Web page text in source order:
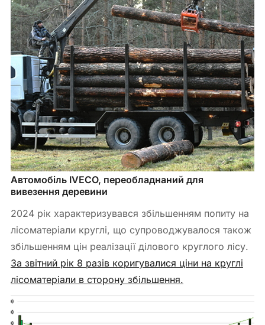
Автомобіль IVECO, переобладнаний для
вивезення деревини
2024 рік характеризувався збільшенням попиту на
лісоматеріали круглі, що супроводжувалося також
збільшенням цін реалізації ділового круглого лісу.
За звітний рік 8 разів коригувалися ціни на круглі
лісоматеріали в сторону збільшення.